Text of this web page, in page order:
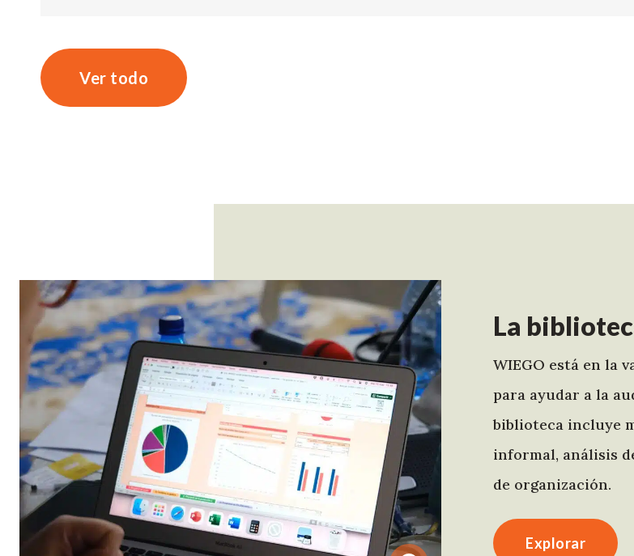
Ver todo
La
WIEGO está en la
para ayudar a la
biblioteca incluye
informal, análisis
de organización.
Explorar